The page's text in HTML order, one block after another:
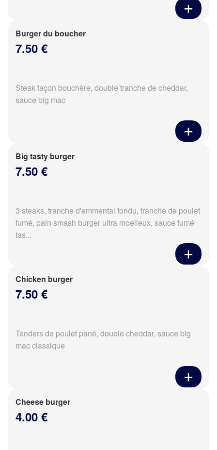
Burger du boucher
7.50 €
Steak façon bouchère, double tranche de cheddar,
sauce big mac
Big tasty burger
7.50 €
3 steaks, tranche d'emmental fondu, tranche de poulet
fumé, pain smash burger ultra moelleux, sauce fumé
tas...
Chicken burger
7.50 €
Tenders de poulet pané, double cheddar, sauce big
mac classique
Cheese burger
4.00 €